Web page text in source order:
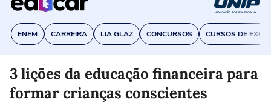
ENEM CARREIRA LIA GLAZ CONCURSOS CURSOS DE EXCEL
3 lições da educação financeira para
formar crianças conscientes